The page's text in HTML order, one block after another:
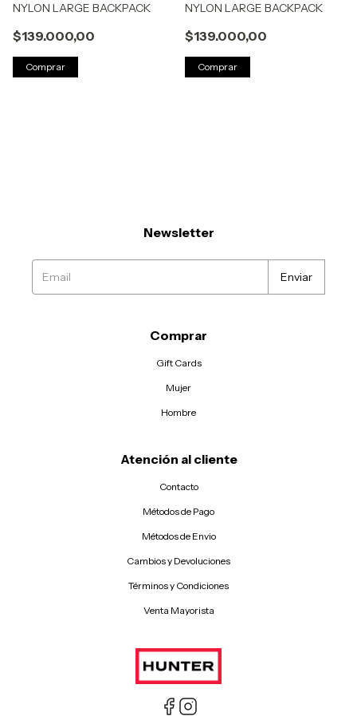
NYLON LARGE BACKPACK
$139.000,00
Comprar
NYLON LARGE BACKPACK
$139.000,00
Comprar
Newsletter
Comprar
Gift Cards
Mujer
Hombre
Atención al cliente
Contacto
Métodos de Pago
Métodos de Envio
Cambios y Devoluciones
Términos y Condiciones
Venta Mayorista